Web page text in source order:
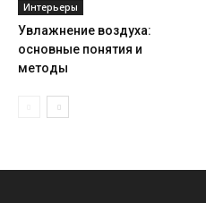
Интерьеры
Увлажнение воздуха:
основные понятия и
методы